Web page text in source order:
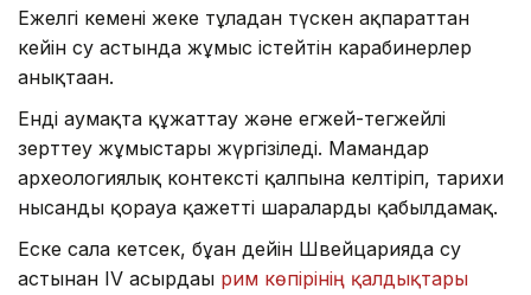
Ежелгі кемені жеке тұлғадан түскен ақпараттан
кейін су астында жұмыс істейтін карабинерлер
анықтаған.
Енді аумақта құжаттау және егжей-тегжейлі
зерттеу жұмыстары жүргізіледі. Мамандар
археологиялық контексті қалпына келтіріп, тарихи
нысанды қорғауға қажетті шараларды қабылдамақ.
Еске сала кетсек, бұған дейін Швейцарияда су
астынан IV ғасырдағы рим көпірінің қалдықтары